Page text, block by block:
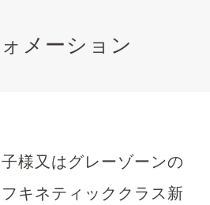
メーション
様又はグレーゾーンの
キネティッククラス新